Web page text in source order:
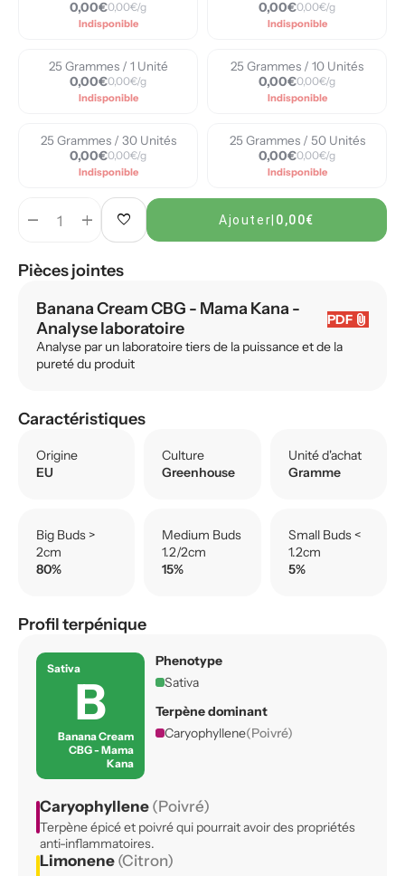
0,00€0,00€/g
Indisponible
0,00€0,00€/g
Indisponible
25 Grammes / 1 Unité
0,00€0,00€/g
Indisponible
25 Grammes / 10 Unités
0,00€0,00€/g
Indisponible
25 Grammes / 30 Unités
0,00€0,00€/g
Indisponible
25 Grammes / 50 Unités
0,00€0,00€/g
Indisponible
remove add favorite Ajouter 0,00€
Pièces jointes
Banana Cream CBG - Mama Kana -
Analyse laboratoire
PDF attach_file
Analyse par un laboratoire tiers de la puissance et de la
pureté du produit
Caractéristiques
Origine
EU
Culture
Greenhouse
Unité d'achat
Gramme
Big Buds >
2cm
80%
Medium Buds
1.2/2cm
15%
Small Buds <
1.2cm
5%
Profil terpénique
Sativa
B
Banana Cream
CBG - Mama
Kana
Phenotype
Sativa
Terpène dominant
Caryophyllene(Poivré)
Caryophyllene (Poivré)
Terpène épicé et poivré qui pourrait avoir des propriétés
anti-inflammatoires.
Limonene (Citron)